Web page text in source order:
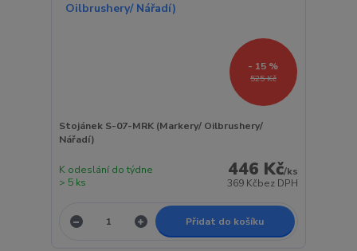
525 Kč
- 15 %
Stojánek S-07-MRK (Markery/ Oilbrushery/
Nářadí)
446 Kč/ks
369 Kčbez DPH
K odeslání do týdne
> 5 ks
Přidat do košíku